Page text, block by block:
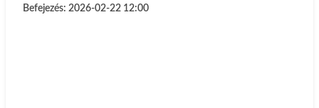
Befejezés: 2026-02-22 12:00